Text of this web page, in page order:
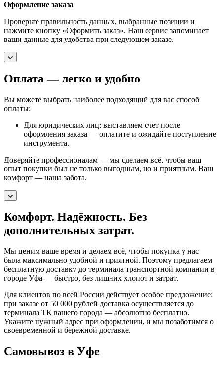
Оформление заказа
Проверьте правильность данных, выбранные позиции и
нажмите кнопку «Оформить заказ». Наш сервис запоминает
ваши данные для удобства при следующем заказе.
Оплата — легко и удобно
Вы можете выбрать наиболее подходящий для вас способ
оплаты:
Для юридических лиц: выставляем счет после
оформления заказа — оплатите и ожидайте поступление
инструмента.
Доверяйте профессионалам — мы сделаем всё, чтобы ваш
опыт покупки был не только выгодным, но и приятным. Ваш
комфорт — наша забота.
Комфорт. Надёжность. Без
дополнительных затрат.
Мы ценим ваше время и делаем всё, чтобы покупка у нас
была максимально удобной и приятной. Поэтому предлагаем
бесплатную доставку до терминала транспортной компании в
городе Уфа — быстро, без лишних хлопот и затрат.
Для клиентов по всей России действует особое предложение:
при заказе от 50 000 рублей доставка осуществляется до
терминала ТК вашего города — абсолютно бесплатно.
Укажите нужный адрес при оформлении, и мы позаботимся о
своевременной и бережной доставке.
Самовывоз в Уфе